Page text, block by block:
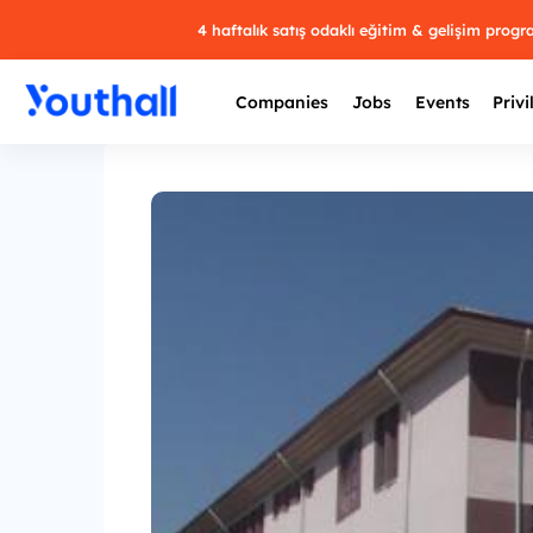
4 haftalık satış odaklı eğitim & gelişim
Companies Jobs Events